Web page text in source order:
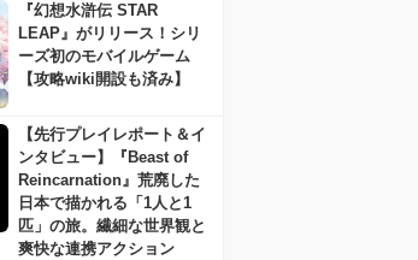
『幻想水滸伝 STAR
LEAP』がリリース！シリ
ーズ初のモバイルゲーム
【攻略wiki開設も済み】
【先行プレイレポート＆イ
ンタビュー】『Beast of
Reincarnation』荒廃した
日本で描かれる「1人と1
匹」の旅。繊細な世界観と
爽快な連携アクション